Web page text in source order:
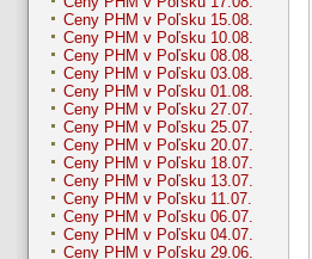
Ceny PHM v Poľsku 15.08.
Ceny PHM v Poľsku 10.08.
Ceny PHM v Poľsku 08.08.
Ceny PHM v Poľsku 03.08.
Ceny PHM v Poľsku 01.08.
Ceny PHM v Poľsku 27.07.
Ceny PHM v Poľsku 25.07.
Ceny PHM v Poľsku 20.07.
Ceny PHM v Poľsku 18.07.
Ceny PHM v Poľsku 13.07.
Ceny PHM v Poľsku 11.07.
Ceny PHM v Poľsku 06.07.
Ceny PHM v Poľsku 04.07.
Ceny PHM v Poľsku 29.06.